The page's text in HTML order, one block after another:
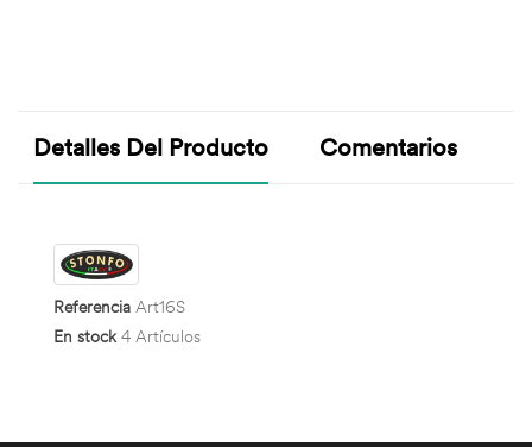
Detalles Del Producto Comentarios
Referencia Art16S
En stock 4 Artículos